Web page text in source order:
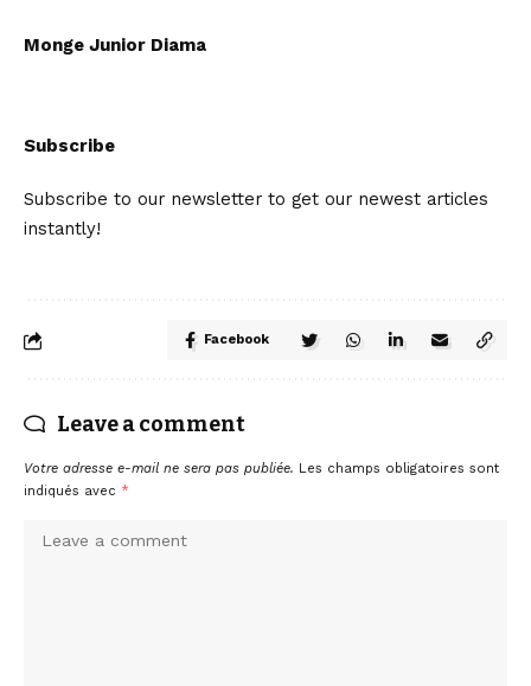
Monge Junior Diama
Subscribe
Subscribe to our newsletter to get our newest articles
instantly!
Facebook
Leave a comment
Votre adresse e-mail ne sera pas publiée. Les champs obligatoires sont
indiqués avec *